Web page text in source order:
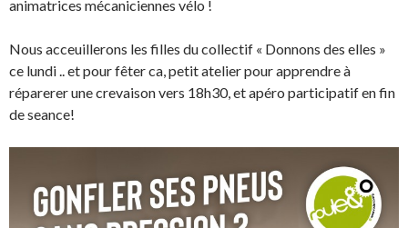
animatrices mécaniciennes vélo !
Nous acceuillerons les filles du collectif « Donnons des elles »
ce lundi .. et pour fêter ca, petit atelier pour apprendre à
réparerer une crevaison vers 18h30, et apéro participatif en fin
de seance!